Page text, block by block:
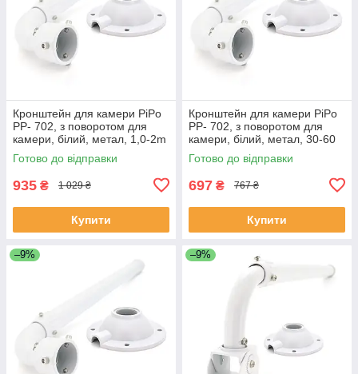
Кронштейн для камери PiPo
PP- 702, з поворотом для
камери, білий, метал, 1,0-2m
ЕКОБОКС
Готово до відправки
935 ₴ 1 029 ₴
Купити
Кронштейн для камери PiPo
PP- 702, з поворотом для
камери, білий, метал, 30-60
см ЕКОБОКС
Готово до відправки
697 ₴ 767 ₴
Купити
–9% –9%